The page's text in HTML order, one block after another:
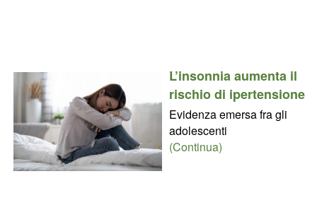
L’insonnia aumenta il
rischio di ipertensione
Evidenza emersa fra gli
adolescenti
(Continua)